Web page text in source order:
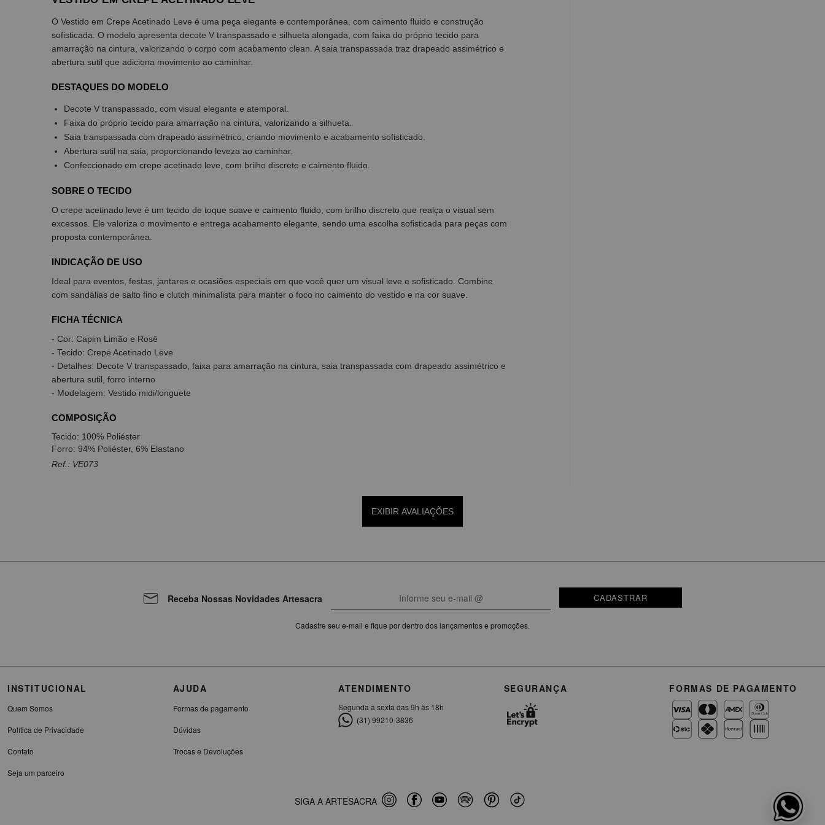
O Vestido em Crepe Acetinado Leve é uma peça elegante e contemporânea, com caimento fluido e construção
sofisticada. O modelo apresenta decote V transpassado e silhueta alongada, com faixa do próprio tecido para
amarração na cintura, valorizando o corpo com acabamento clean. A saia transpassada traz drapeado assimétrico e
abertura sutil que adiciona movimento ao caminhar.
DESTAQUES DO MODELO
Decote V transpassado, com visual elegante e atemporal.
Faixa do próprio tecido para amarração na cintura, valorizando a silhueta.
Saia transpassada com drapeado assimétrico, criando movimento e acabamento sofisticado.
Abertura sutil na saia, proporcionando leveza ao caminhar.
Confeccionado em crepe acetinado leve, com brilho discreto e caimento fluido.
SOBRE O TECIDO
O crepe acetinado leve é um tecido de toque suave e caimento fluido, com brilho discreto que realça o visual sem
excessos. Ele valoriza o movimento e entrega acabamento elegante, sendo uma escolha sofisticada para peças com
proposta contemporânea.
INDICAÇÃO DE USO
Ideal para eventos, festas, jantares e ocasiões especiais em que você quer um visual leve e sofisticado. Combine
com sandálias de salto fino e clutch minimalista para manter o foco no caimento do vestido e na cor suave.
FICHA TÉCNICA
- Cor: Capim Limão e Rosê
- Tecido: Crepe Acetinado Leve
- Detalhes: Decote V transpassado, faixa para amarração na cintura, saia transpassada com drapeado assimétrico e
abertura sutil, forro interno
- Modelagem: Vestido midi/longuete
COMPOSIÇÃO
Tecido: 100% Poliéster
Forro: 94% Poliéster, 6% Elastano
Ref.: VE073
EXIBIR AVALIAÇÕES
Receba Nossas Novidades Artesacra CADASTRAR
Cadastre seu e-mail e fique por dentro dos lançamentos e promoções.
INSTITUCIONAL
Quem Somos
Política de Privacidade
Contato
Seja um parceiro
AJUDA
Formas de pagamento
Dúvidas
Trocas e Devoluções
ATENDIMENTO
Segunda a sexta das 9h às 18h
(31) 99210-3836
SEGURANÇA FORMAS DE PAGAMENTO
SIGA A ARTESACRA